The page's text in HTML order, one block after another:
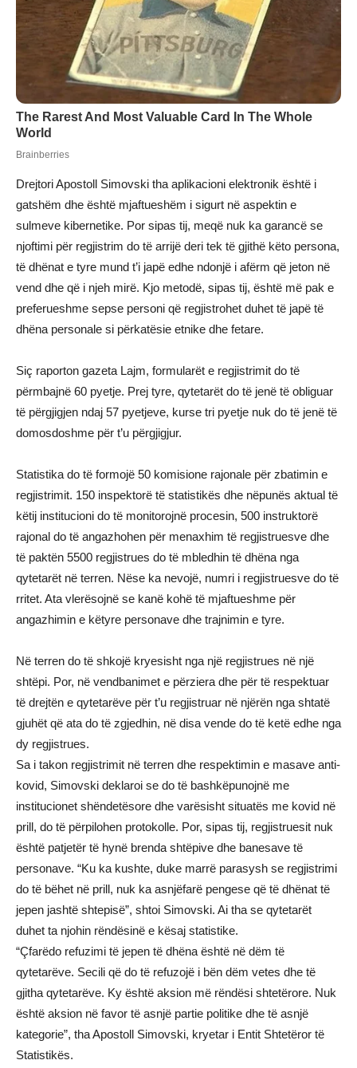
Drejtori Apostoll Simovski tha aplikacioni elektronik është i
gatshëm dhe është mjaftueshëm i sigurt në aspektin e
sulmeve kibernetike. Por sipas tij, meqë nuk ka garancë se
njoftimi për regjistrim do të arrijë deri tek të gjithë këto persona,
të dhënat e tyre mund t’i japë edhe ndonjë i afërm që jeton në
vend dhe që i njeh mirë. Kjo metodë, sipas tij, është më pak e
preferueshme sepse personi që regjistrohet duhet të japë të
dhëna personale si përkatësie etnike dhe fetare.
Siç raporton gazeta Lajm, formularët e regjistrimit do të
përmbajnë 60 pyetje. Prej tyre, qytetarët do të jenë të obliguar
të përgjigjen ndaj 57 pyetjeve, kurse tri pyetje nuk do të jenë të
domosdoshme për t’u përgjigjur.
Statistika do të formojë 50 komisione rajonale për zbatimin e
regjistrimit. 150 inspektorë të statistikës dhe nëpunës aktual të
këtij institucioni do të monitorojnë procesin, 500 instruktorë
rajonal do të angazhohen për menaxhim të regjistruesve dhe
të paktën 5500 regjistrues do të mbledhin të dhëna nga
qytetarët në terren. Nëse ka nevojë, numri i regjistruesve do të
rritet. Ata vlerësojnë se kanë kohë të mjaftueshme për
angazhimin e këtyre personave dhe trajnimin e tyre.
Në terren do të shkojë kryesisht nga një regjistrues në një
shtëpi. Por, në vendbanimet e përziera dhe për të respektuar
të drejtën e qytetarëve për t’u regjistruar në njërën nga shtatë
gjuhët që ata do të zgjedhin, në disa vende do të ketë edhe nga
dy regjistrues.
Sa i takon regjistrimit në terren dhe respektimin e masave anti-
kovid, Simovski deklaroi se do të bashkëpunojnë me
institucionet shëndetësore dhe varësisht situatës me kovid në
prill, do të përpilohen protokolle. Por, sipas tij, regjistruesit nuk
është patjetër të hynë brenda shtëpive dhe banesave të
personave. “Ku ka kushte, duke marrë parasysh se regjistrimi
do të bëhet në prill, nuk ka asnjëfarë pengese që të dhënat të
jepen jashtë shtepisë”, shtoi Simovski. Ai tha se qytetarët
duhet ta njohin rëndësinë e kësaj statistike.
“Çfarëdo refuzimi të jepen të dhëna është në dëm të
qytetarëve. Secili që do të refuzojë i bën dëm vetes dhe të
gjitha qytetarëve. Ky është aksion më rëndësi shtetërore. Nuk
është aksion në favor të asnjë partie politike dhe të asnjë
kategorie”, tha Apostoll Simovski, kryetar i Entit Shtetëror të
Statistikës.